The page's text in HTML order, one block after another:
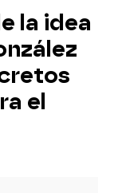
la idea
el